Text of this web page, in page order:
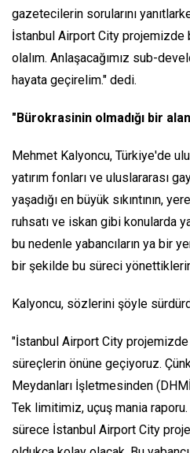
gazetecilerin sorularını
İstanbul Airport City
olalım. Anlaşacağımız sub-
hayata geçirelim." dedi.
"Bürokrasinin olmadığı bir
Mehmet Kalyoncu, Türkiye'de
yatırım fonları ve uluslararası
yaşadığı en büyük sıkıntının,
ruhsatı ve iskan gibi konularda
bu nedenle yabancıların ya bir
bir şekilde bu süreci
Kalyoncu, sözlerini şöyle
"İstanbul Airport City
süreçlerin önüne geçiyoruz.
Meydanları İşletmesinden
Tek limitimiz, uçuş mania
sürece İstanbul Airport City